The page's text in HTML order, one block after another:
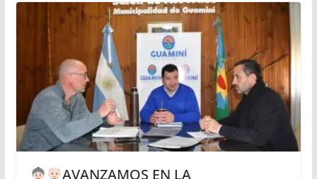
AVANZAMOS EN LA